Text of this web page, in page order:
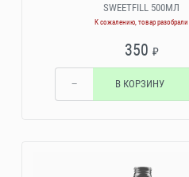
SWEETFILL 500МЛ
К сожалению, товар разобрали
350 ₽
− В КОРЗИНУ